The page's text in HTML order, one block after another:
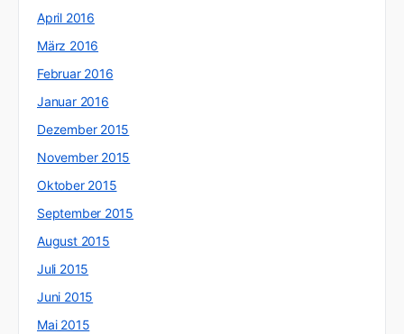
April 2016
März 2016
Februar 2016
Januar 2016
Dezember 2015
November 2015
Oktober 2015
September 2015
August 2015
Juli 2015
Juni 2015
Mai 2015